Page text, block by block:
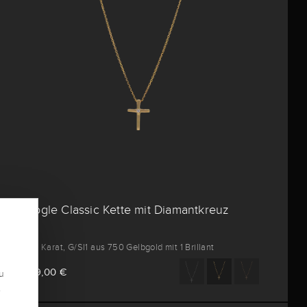
Brogle Classic Kette mit Diamantkreuz
0,01 Karat, G/SI1 aus 750 Gelbgold mit 1 Brillant
809,00 €